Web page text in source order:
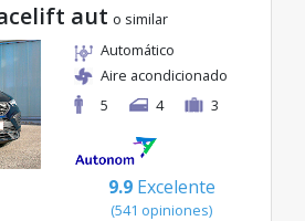
aut o similar
Automático
Aire acondicionado
5
4 3
9.9 Excelente
(541 opiniones)